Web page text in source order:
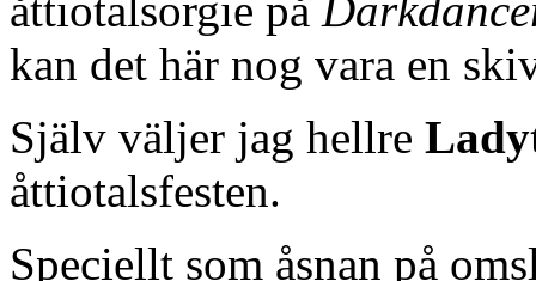
åttiotalsorgie på
kan det här nog vara en
Själv väljer jag hellre
åttiotalsfesten.
Speciellt som åsnan på